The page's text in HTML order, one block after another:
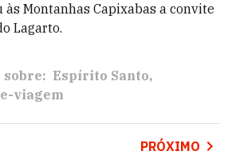
Montanhas Capixabas a convite
Lagarto.
sobre: Espírito Santo
viagem
PRÓXIMO